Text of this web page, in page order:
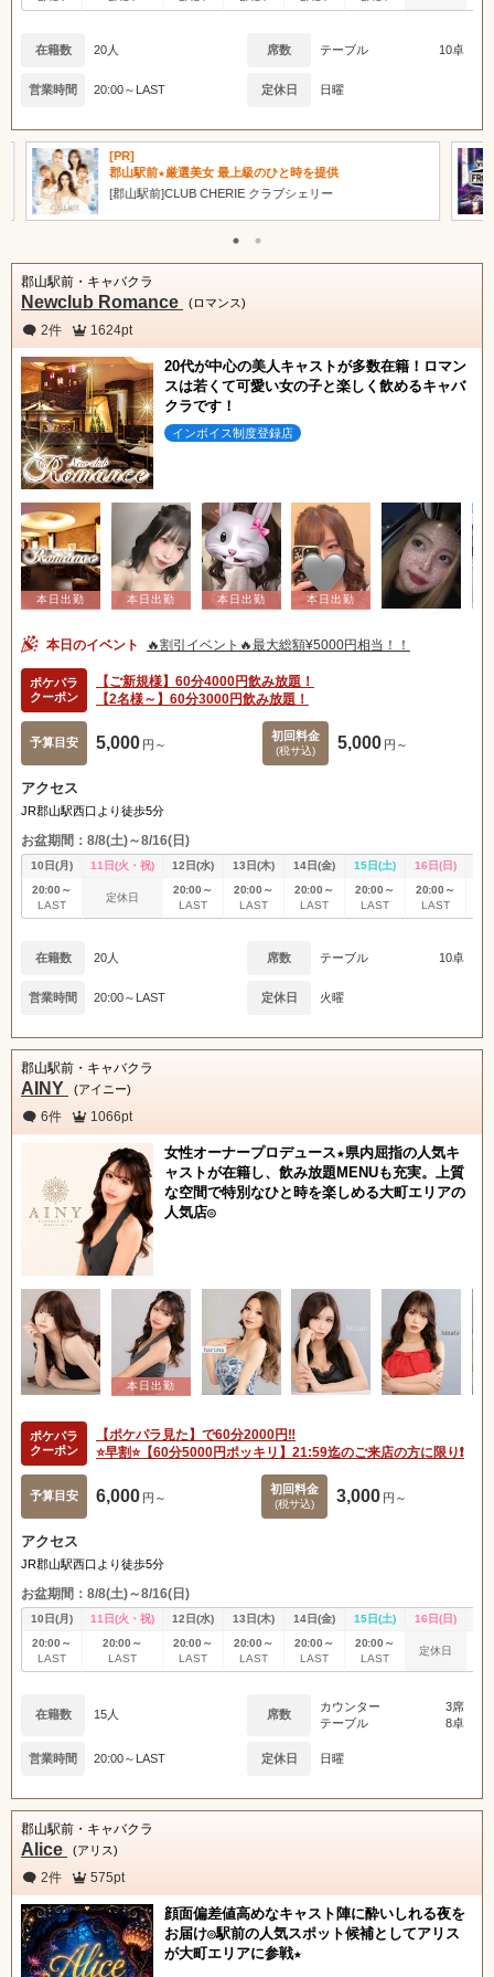
在籍数 20人 席数 テーブル 10卓
営業時間 20:00～LAST 定休日 日曜
[PR]
郡山駅前★厳選美女 最上級のひと時を提供
[郡山駅前]CLUB CHERIE クラブシェリー
郡山駅前・キャバクラ
Newclub Romance (ロマンス)
2件 1624pt
20代が中心の美人キャストが多数在籍！ロマン
スは若くて可愛い女の子と楽しく飲めるキャバ
クラです！
インボイス制度登録店
本日のイベント 🔥割引イベント🔥最大総額¥5000円相当！！
ポケパラ
クーポン
【ご新規様】60分4000円飲み放題！
【2名様～】60分3000円飲み放題！
予算目安 5,000 円～
初回料金
(税サ込) 5,000 円～
アクセス
JR郡山駅西口より徒歩5分
お盆期間：8/8(土)～8/16(日)
10日(月) 11日(火・祝) 12日(水) 13日(木) 14日(金) 15日(土) 16日(日)
20:00～
LAST
定休日
20:00～
LAST
20:00～
LAST
20:00～
LAST
20:00～
LAST
20:00～
LAST
在籍数 20人 席数 テーブル 10卓
営業時間 20:00～LAST 定休日 火曜
郡山駅前・キャバクラ
AINY (アイニー)
6件 1066pt
女性オーナープロデュース★県内屈指の人気キ
ャストが在籍し、飲み放題MENUも充実。上質
な空間で特別なひと時を楽しめる大町エリアの
人気店◎
ポケパラ
クーポン
【ポケパラ見た】で60分2000円‼️
⭐️早割⭐️【60分5000円ポッキリ】21:59迄のご来店の方に限り❗️
予算目安 6,000 円～
初回料金
(税サ込) 3,000 円～
アクセス
JR郡山駅西口より徒歩5分
お盆期間：8/8(土)～8/16(日)
10日(月) 11日(火・祝) 12日(水) 13日(木) 14日(金) 15日(土) 16日(日)
20:00～
LAST
20:00～
LAST
20:00～
LAST
20:00～
LAST
20:00～
LAST
20:00～
LAST
定休日
在籍数 15人 席数
カウンター
3席
テーブル
8卓
営業時間 20:00～LAST 定休日 日曜
郡山駅前・キャバクラ
Alice (アリス)
2件 575pt
顔面偏差値高めなキャスト陣に酔いしれる夜を
お届け◎駅前の人気スポット候補としてアリス
が大町エリアに参戦★
店舗ログイン
新規会員登録
東海 関西
中四国 九州
沖縄